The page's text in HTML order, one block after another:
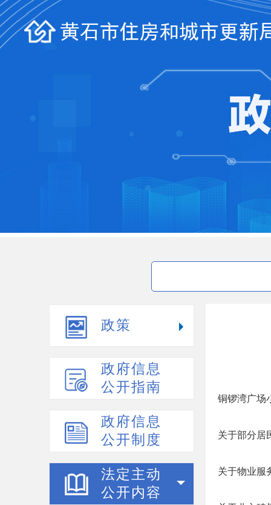
政策
政府信息
公开指南
政府信息
公开制度
法定主动
公开内容
铜锣湾广场
关于部分居
关于物业服